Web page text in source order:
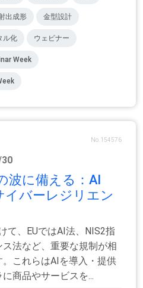
出成形 金型設計
ル化 ウェビナー
Week
No.154576
波に備える：AI
イバーレジリエン
て、EUではAI法、NIS2指
法など、重要な規制が相
これらはAIを導入・提供
商品やサービスを...